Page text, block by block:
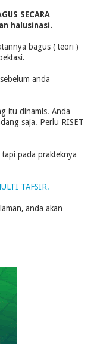
SECARA
halusinasi.
bagus ( teori )
anda
itu dinamis. Anda
saja. Perlu RISET
pada prakteknya
TAFSIR.
anda akan